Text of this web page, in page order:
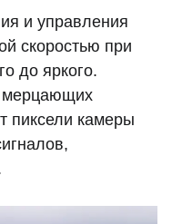
и управления
скоростью при
до яркого.
мерцающих
пиксели камеры